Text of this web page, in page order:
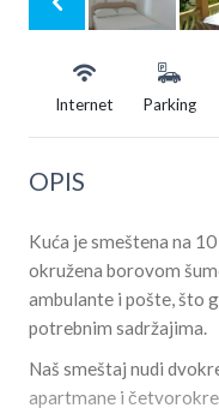
Internet Parking
OPIS
Kuća je smeštena na
okružena borovom
ambulante i pošte, što
potrebnim sadržajima.
Naš smeštaj nudi
apartmane i